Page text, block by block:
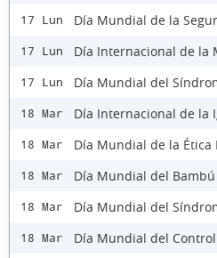
17 Lun Día Mundial de la
17 Lun Día Internacional de la
17 Lun Día Mundial del
18 Mar Día Internacional de la
18 Mar Día Mundial de la Ética
18 Mar Día Mundial del Bambú
18 Mar Día Mundial del
18 Mar Día Mundial del